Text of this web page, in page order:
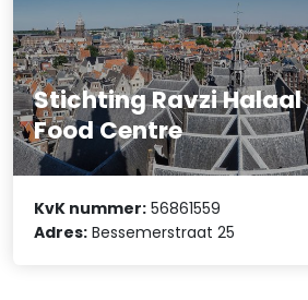
Stichting Ravzi
Food Centre
KvK nummer: 56861559
Adres: Bessemerstraat 25